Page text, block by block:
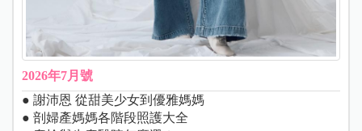
2026年7月號
● 謝沛恩 從甜美少女到優雅媽媽
● 剖婦產媽媽各階段照護大全